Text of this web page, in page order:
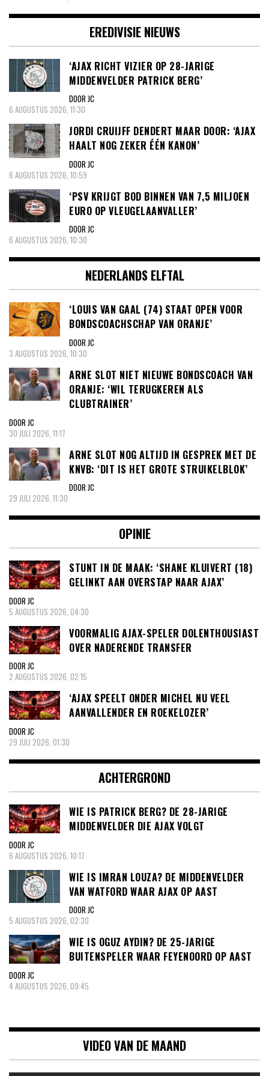
EREDIVISIE NIEUWS
‘AJAX RICHT VIZIER OP 28-JARIGE
MIDDENVELDER PATRICK BERG’
DOOR JC
6 AUGUSTUS 2026, 11:30
JORDI CRUIJFF DENDERT MAAR DOOR: ‘AJAX
HAALT NOG ZEKER ÉÉN KANON’
DOOR JC
6 AUGUSTUS 2026, 10:59
‘PSV KRIJGT BOD BINNEN VAN 7,5 MILJOEN
EURO OP VLEUGELAANVALLER’
DOOR JC
6 AUGUSTUS 2026, 10:30
NEDERLANDS ELFTAL
‘LOUIS VAN GAAL (74) STAAT OPEN VOOR
BONDSCOACHSCHAP VAN ORANJE’
DOOR JC
3 AUGUSTUS 2026, 10:30
ARNE SLOT NIET NIEUWE BONDSCOACH VAN
ORANJE: ‘WIL TERUGKEREN ALS
CLUBTRAINER’
DOOR JC
30 JULI 2026, 11:17
ARNE SLOT NOG ALTIJD IN GESPREK MET DE
KNVB: ‘DIT IS HET GROTE STRUIKELBLOK’
DOOR JC
29 JULI 2026, 11:30
OPINIE
STUNT IN DE MAAK: ‘SHANE KLUIVERT (18)
GELINKT AAN OVERSTAP NAAR AJAX’
DOOR JC
5 AUGUSTUS 2026, 04:30
VOORMALIG AJAX-SPELER DOLENTHOUSIAST
OVER NADERENDE TRANSFER
DOOR JC
2 AUGUSTUS 2026, 02:15
‘AJAX SPEELT ONDER MICHEL NU VEEL
AANVALLENDER EN ROEKELOZER’
DOOR JC
29 JULI 2026, 01:30
ACHTERGROND
WIE IS PATRICK BERG? DE 28-JARIGE
MIDDENVELDER DIE AJAX VOLGT
DOOR JC
6 AUGUSTUS 2026, 10:17
WIE IS IMRAN LOUZA? DE MIDDENVELDER
VAN WATFORD WAAR AJAX OP AAST
DOOR JC
5 AUGUSTUS 2026, 02:30
WIE IS OGUZ AYDIN? DE 25-JARIGE
BUITENSPELER WAAR FEYENOORD OP AAST
DOOR JC
4 AUGUSTUS 2026, 09:45
VIDEO VAN DE MAAND